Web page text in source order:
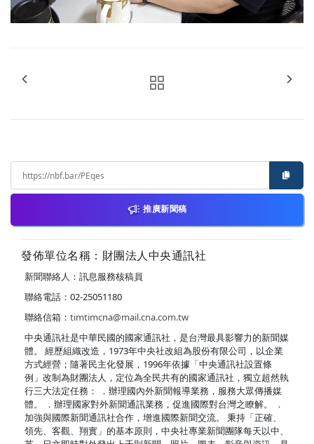
推廣新聞稿
發佈單位名稱：財團法人中央通訊社
新聞聯絡人：訊息服務核稿員
聯絡電話：02-25051180
聯絡信箱： timtimcna@mail.cna.com.tw
中央通訊社是中華民國的國家通訊社，是台灣最具影響力的新聞媒
體。 經歷組織改造，1973年中央社改組為股份有限公司，以企業
方式經營；隨著民主化發展，1996年依據「中央通訊社設置條
例」改制為財團法人，定位為全民共有的國家通訊社，獨立超然執
行三大法定任務： ．辦理國內外新聞報導業務，服務大眾傳播媒
體。 ．辦理國家對外新聞通訊業務，促進國際對台灣之瞭解。 ．
加強與國際新聞通訊社合作，增進國際新聞交流。 秉持「正確、
領先、客觀、翔實」的基本原則，中央社專業新聞團隊每天以中、